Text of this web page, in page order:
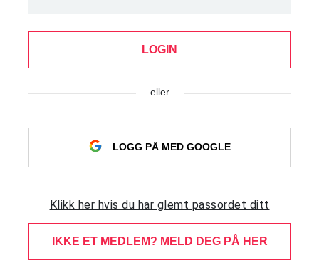
LOGIN
eller
LOGG PÅ MED GOOGLE
Klikk her hvis du har glemt passordet ditt
IKKE ET MEDLEM? MELD DEG PÅ HER